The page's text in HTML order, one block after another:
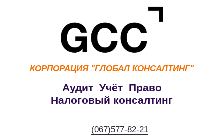
КОРПОРАЦИЯ "ГЛОБАЛ КОНСАЛТИНГ"
Аудит Учёт Право
Налоговый консалтинг
(067)577-82-21